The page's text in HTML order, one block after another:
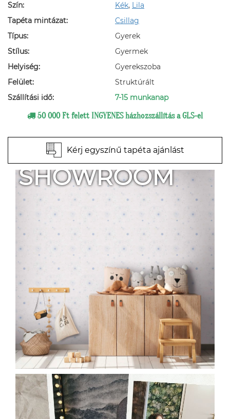
Szín:
Kék, Lila
Tapéta mintázat:
Csillag
Típus:
Gyerek
Stílus:
Gyermek
Helyiség:
Gyerekszoba
Felület:
Struktúrált
Szállítási idő:
7-15 munkanap
50 000 Ft felett INGYENES házhozszállítás a GLS-el
Kérj egyszínű tapéta ajánlást
SHOWROOM